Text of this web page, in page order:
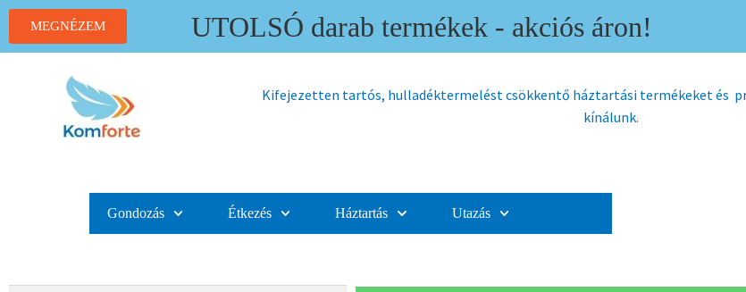
MEGNÉZEM UTOLSÓ darab termékek - akciós áron!
Kifejezetten tartós, hulladéktermelést csökkentő háztartási termékeket és
kínálunk.
Gondozás Étkezés Háztartás Utazás